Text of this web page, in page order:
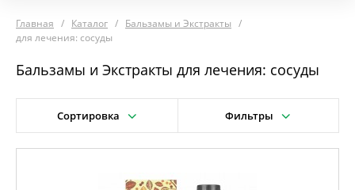
Главная Каталог
Бальзамы и Экстракты
для лечения: сосуды
Бальзамы и Экстракты для лечения: сосуды
Сортировка Фильтры